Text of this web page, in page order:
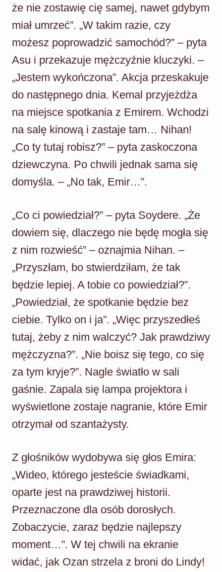
że nie zostawię cię samej, nawet gdybym
miał umrzeć”. „W takim razie, czy
możesz poprowadzić samochód?” – pyta
Asu i przekazuje mężczyźnie kluczyki. –
„Jestem wykończona”. Akcja przeskakuje
do następnego dnia. Kemal przyjeżdża
na miejsce spotkania z Emirem. Wchodzi
na salę kinową i zastaje tam… Nihan!
„Co ty tutaj robisz?” – pyta zaskoczona
dziewczyna. Po chwili jednak sama się
domyśla. – „No tak, Emir…”.
„Co ci powiedział?” – pyta Soydere. „Że
dowiem się, dlaczego nie będę mogła się
z nim rozwieść” – oznajmia Nihan. –
„Przyszłam, bo stwierdziłam, że tak
będzie lepiej. A tobie co powiedział?”.
„Powiedział, że spotkanie będzie bez
ciebie. Tylko on i ja”. „Więc przyszedłeś
tutaj, żeby z nim walczyć? Jak prawdziwy
mężczyzna?”. „Nie boisz się tego, co się
za tym kryje?”. Nagle światło w sali
gaśnie. Zapala się lampa projektora i
wyświetlone zostaje nagranie, które Emir
otrzymał od szantażysty.
Z głośników wydobywa się głos Emira:
„Wideo, którego jesteście świadkami,
oparte jest na prawdziwej historii.
Przeznaczone dla osób dorosłych.
Zobaczycie, zaraz będzie najlepszy
moment…”. W tej chwili na ekranie
widać, jak Ozan strzela z broni do Lindy!